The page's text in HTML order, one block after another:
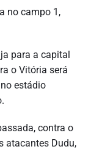
no campo 1,
para a capital
o Vitória será
estádio
contra o
atacantes Dudu,